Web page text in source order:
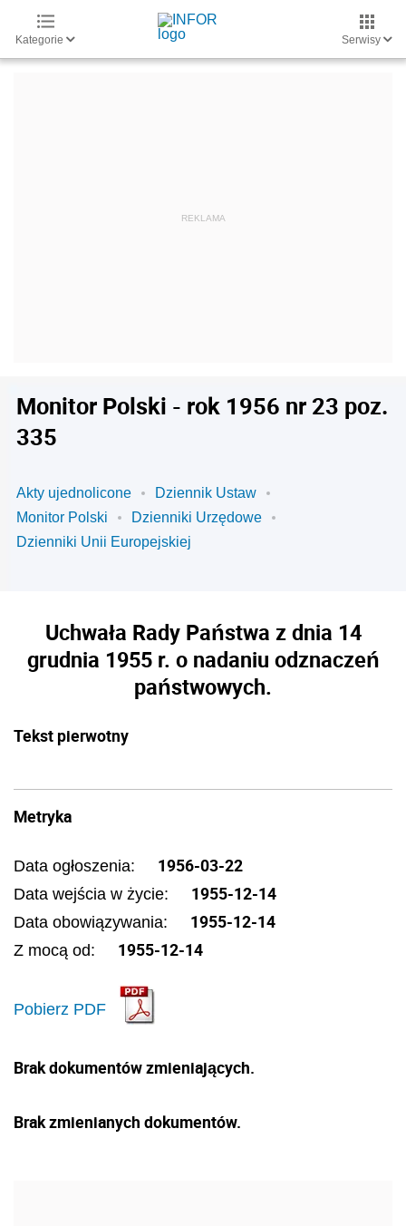
Kategorie Serwisy
Monitor Polski - rok 1956 nr 23 poz.
335
Akty ujednolicone
Dziennik Ustaw
Monitor Polski
Dzienniki Urzędowe
Dzienniki Unii Europejskiej
Uchwała Rady Państwa z dnia 14
grudnia 1955 r. o nadaniu odznaczeń
państwowych.
Tekst pierwotny
Metryka
Data ogłoszenia: 1956-03-22
Data wejścia w życie: 1955-12-14
Data obowiązywania: 1955-12-14
Z mocą od: 1955-12-14
Pobierz PDF
Brak dokumentów zmieniających.
Brak zmienianych dokumentów.